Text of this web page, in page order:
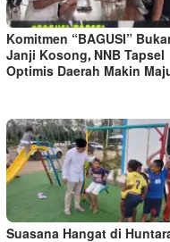
Komitmen “BAGUSI”
Janji Kosong, NNB Tapsel
Optimis Daerah Makin
Suasana Hangat di